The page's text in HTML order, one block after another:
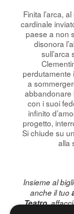
Finita l’arca,
cardinale
paese a non
disonora
sull’arca
perdutamente
a
abbandonare
con i suoi
infinito
progetto,
Si chiude su
alla
Insieme al
anche il tuo
Teatro,